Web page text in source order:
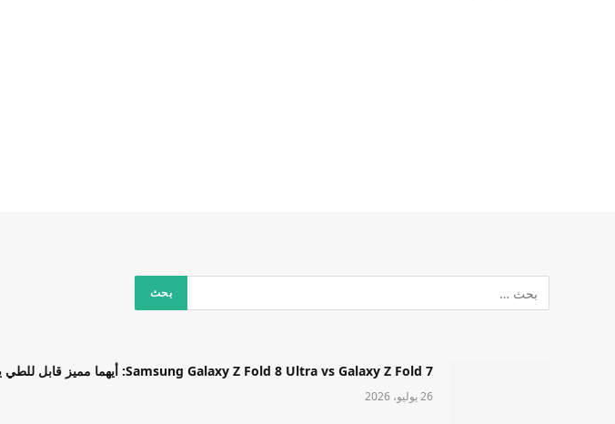
Samsung Galaxy Z Fold 8 Ultra vs Galaxy Z Fold 7: أيهما مميز قابل للطي يوفر قيمة أفضل
26 يوليو، 2026